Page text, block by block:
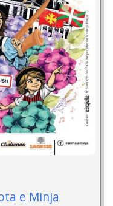
e Minja